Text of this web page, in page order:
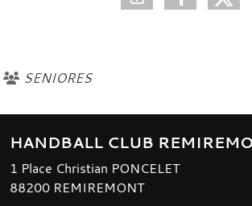
SENIORES
HANDBALL CLUB
1 Place Christian PONCELET
88200 REMIREMONT